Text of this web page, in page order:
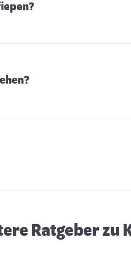
Ratgeber zu